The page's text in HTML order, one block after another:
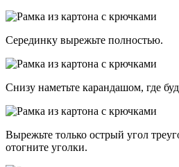
Серединку вырежьте полностью.
Снизу наметьте карандашом, где
Вырежьте только острый угол
отогните уголки.